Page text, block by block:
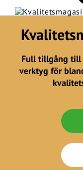
Full tillgång till
verktyg för